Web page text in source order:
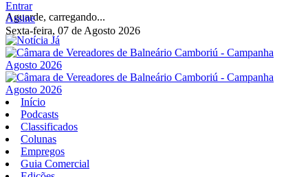
Aguarde, carregando...
Entrar
Assine
Sexta-feira, 07 de Agosto 2026
Início
Podcasts
Classificados
Colunas
Empregos
Guia Comercial